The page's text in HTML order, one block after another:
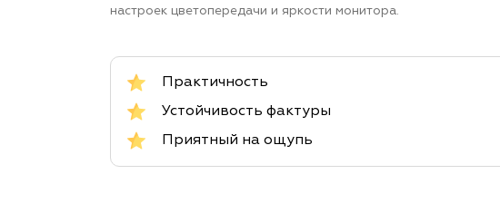
настроек цветопередачи и яркости монитора.
Практичность
Устойчивость фактуры
Приятный на ощупь